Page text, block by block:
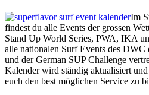
Im
findest du alle Events der grossen
Stand Up World Series, PWA, IKA
alle nationalen Surf Events des
und der German SUP Challenge
Kalender wird ständig aktualisiert
euch den best möglichen Service zu